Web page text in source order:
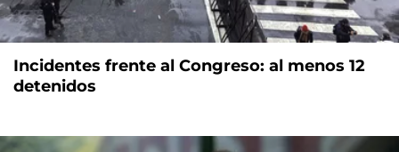
Incidentes frente al Congreso: al menos 12
detenidos